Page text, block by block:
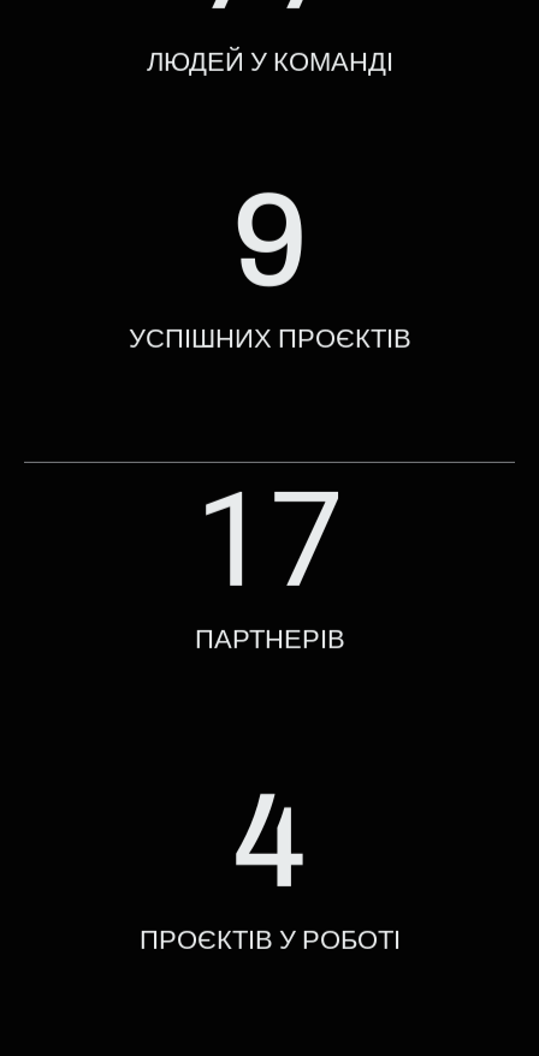
ЛЮДЕЙ У КОМАНДІ
УСПІШНИХ ПРОЄКТІВ
9
ПАРТНЕРІВ
17
ПРОЄКТІВ У РОБОТІ
4